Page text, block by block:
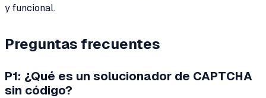
y funcional.
Preguntas frecuentes
P1: ¿Qué es un solucionador de CAPTCHA
sin código?